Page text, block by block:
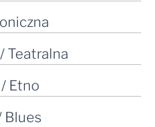
Teatralna
Etno
Blues